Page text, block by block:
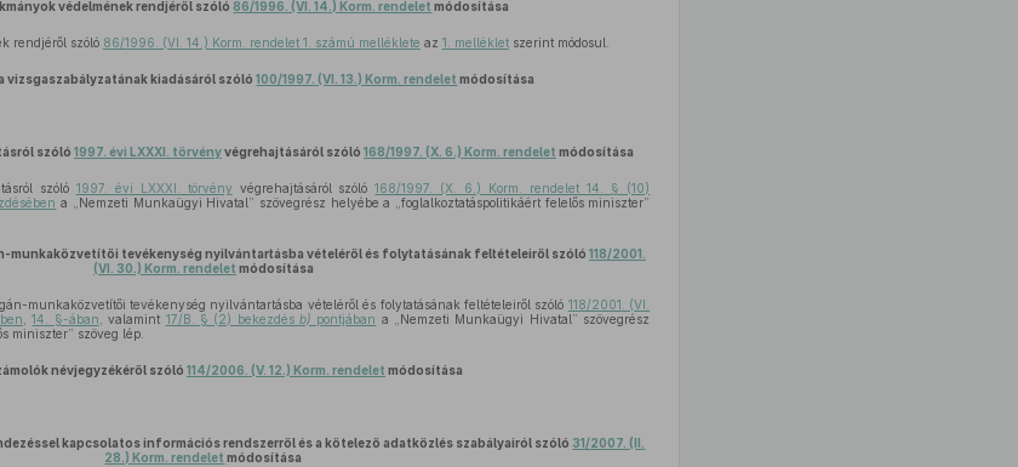
védelmének rendjéről szóló86/1996. (VI. 14.) Korm. rendelet módosítása
rendjéről szóló 86/1996. (VI. 14.) Korm. rendelet 1. számú melléklete az 1. mellékletszerint módosul.
vizsgaszabályzatának kiadásáról szóló100/1997. (VI. 13.) Korm. rendelet módosítása
szóló 1997. évi LXXXI. törvényvégrehajtásáról szóló 168/1997. (X. 6.) Korm. rendelet módosítása
szóló 1997. évi LXXXI. törvény végrehajtásáról szóló168/1997. (X. 6.) Korm. rendelet 14. § (10)
a „Nemzeti Munkaügyi Hivatal” szövegrész helyébe a „foglalkoztatáspolitikáért felelős miniszter”
munkaközvetítői tevékenység nyilvántartásba vételéről és folytatásának feltételeiről szóló 118/2001.
(VI. 30.) Korm. rendelet módosítása
munkaközvetítői tevékenység nyilvántartásba vételéről és folytatásának feltételeiről szóló 118/2001. (VI.
,14. §-ában , valamint 17/B. § (2) bekezdés b) pontjában a „Nemzeti Munkaügyi Hivatal” szövegrész
miniszter” szöveg lép.
névjegyzékéről szóló 114/2006. (V. 12.) Korm. rendelet módosítása
kapcsolatos információs rendszerről és a kötelező adatközlés szabályairól szóló 31/2007. (II.
28.) Korm. rendelet módosítása